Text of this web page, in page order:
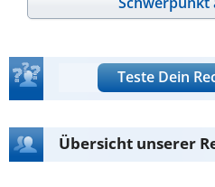
Teste Dein
Übersicht unserer